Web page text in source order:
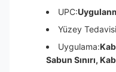
UPC:
Yüzey
Uygulama:
Sabun Sınırı,